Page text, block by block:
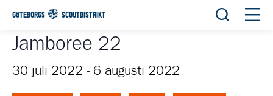
GÖTEBORGS SCOUTDISTRIKT Öppna
Jamboree 22
30 juli 2022 - 6 augusti 2022